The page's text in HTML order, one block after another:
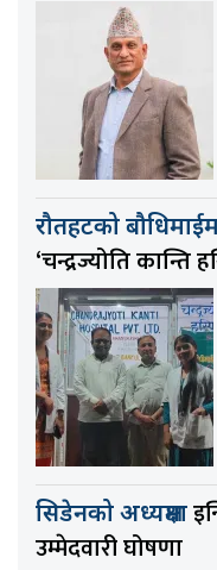
रौतहटको
‘चन्द्रज्योति कान्ति
सिडेनको अध्यक्षमा
उम्मेदवारी घोषणा